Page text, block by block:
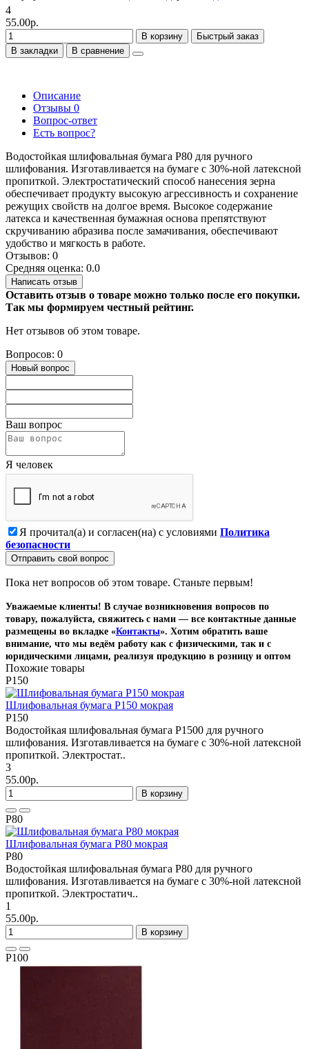
4
55.00р.
В корзину
Быстрый заказ
В закладки
В сравнение
Описание
Отзывы 0
Вопрос-ответ
Есть вопрос?
Водостойкая шлифовальная бумага P80 для ручного
шлифования. Изготавливается на бумаге с 30%-ной латексной
пропиткой. Электростатический способ нанесения зерна
обеспечивает продукту высокую агрессивность и сохранение
режущих свойств на долгое время. Высокое содержание
латекса и качественная бумажная основа препятствуют
скручиванию абразива после замачивания, обеспечивают
удобство и мягкость в работе.
Отзывов: 0
Средняя оценка: 0.0
Написать отзыв
Оставить отзыв о товаре можно только после его покупки.
Так мы формируем честный рейтинг.
Нет отзывов об этом товаре.
Вопросов: 0
Новый вопрос
Ваш вопрос
Я человек
Я прочитал(а) и согласен(на) с условиями Политика
безопасности
Отправить свой вопрос
Пока нет вопросов об этом товаре. Станьте первым!
Уважаемые клиенты! В случае возникновения вопросов по
товару, пожалуйста, свяжитесь с нами — все контактные данные
размещены во вкладке «Контакты». Хотим обратить ваше
внимание, что мы ведём работу как с физическими, так и с
юридическими лицами, реализуя продукцию в розницу и оптом
Похожие товары
P150
Шлифовальная бумага P150 мокрая
P150
Водостойкая шлифовальная бумага P1500 для ручного
шлифования. Изготавливается на бумаге с 30%-ной латексной
пропиткой. Электростат..
3
55.00р.
В корзину
P80
Шлифовальная бумага P80 мокрая
P80
Водостойкая шлифовальная бумага P80 для ручного
шлифования. Изготавливается на бумаге с 30%-ной латексной
пропиткой. Электростатич..
1
55.00р.
В корзину
P100